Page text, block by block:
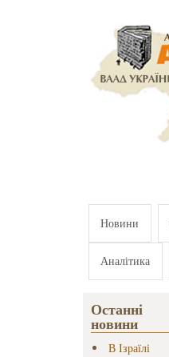
Новини
Аналітика
Останні
новини
В Ізраїлі